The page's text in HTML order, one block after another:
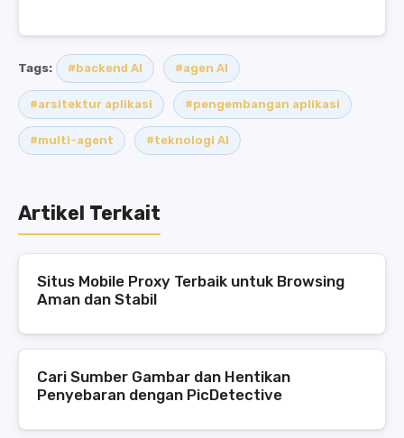
Tags: #backend AI #agen AI
#arsitektur aplikasi #pengembangan aplikasi
#multi-agent #teknologi AI
Artikel Terkait
Situs Mobile Proxy Terbaik untuk Browsing
Aman dan Stabil
Cari Sumber Gambar dan Hentikan
Penyebaran dengan PicDetective